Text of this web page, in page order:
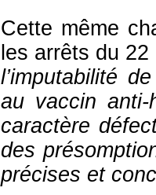
Cette même
les arrêts du
l’imputabilité
au vaccin
caractère
des
précises et